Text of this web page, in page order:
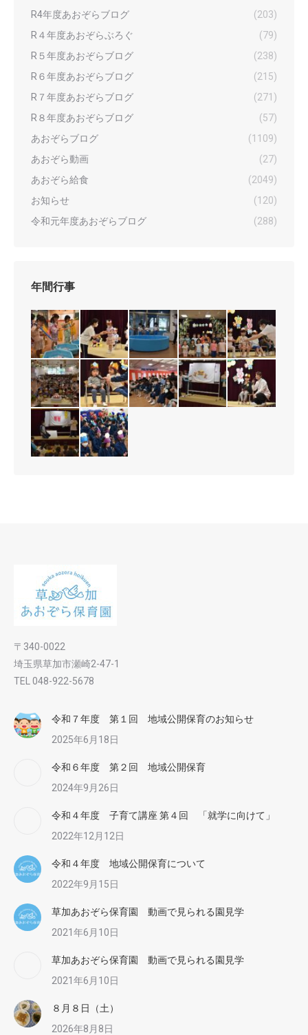
R4年度あおぞらブログ
(203)
R４年度あおぞらぶろぐ
(79)
R５年度あおぞらブログ
(238)
R６年度あおぞらブログ
(215)
R７年度あおぞらブログ
(271)
R８年度あおぞらブログ
(57)
あおぞらブログ
(1109)
あおぞら動画
(27)
あおぞら給食
(2049)
お知らせ
(120)
令和元年度あおぞらブログ
(288)
年間行事
〒340-0022
埼玉県草加市瀬崎2-47-1
TEL 048-922-5678
令和７年度 第１回 地域公開保育のお知らせ
2025年6月18日
令和６年度 第２回 地域公開保育
2024年9月26日
令和４年度 子育て講座 第４回 「就学に向けて」
2022年12月12日
令和４年度 地域公開保育について
2022年9月15日
草加あおぞら保育園 動画で見られる園見学
2021年6月10日
草加あおぞら保育園 動画で見られる園見学
2021年6月10日
８月８日（土）
2026年8月8日